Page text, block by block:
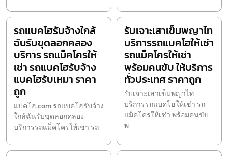
รถแบคโฮรับจ้างใกล้
ฉันรับขุดลอกคลอง
บริการ รถแม็คโครให้
เช่า รถแบคโฮรับจ้าง
แบคโฮรับเหมา ราคา
ถูก
แบคโฮ.com รถแบคโฮรับจ้าง
ใกล้ฉันรับขุดลอกคลอง
บริการรถแม็คโครให้เช่า รถ
รับเจาะเสาเข็มพญาไท
บริการรถแบคโฮให้เช่า
รถแม็คโครให้เช่า
พร้อมคนขับ ให้บริการ
ทั่วประเทศ ราคาถูก
รับเจาะเสาเข็มพญาไท
บริการรถแบคโฮให้เช่า รถ
แม็คโครให้เช่า พร้อมคนขับ
พ